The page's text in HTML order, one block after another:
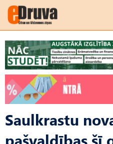
Saulkrastu
pašvaldības šī